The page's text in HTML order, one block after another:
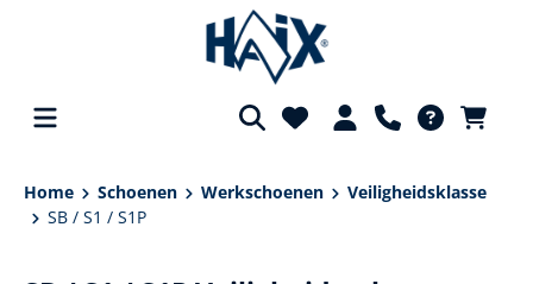
Home Schoenen Werkschoenen
Veiligheidsklasse
SB / S1 / S1P